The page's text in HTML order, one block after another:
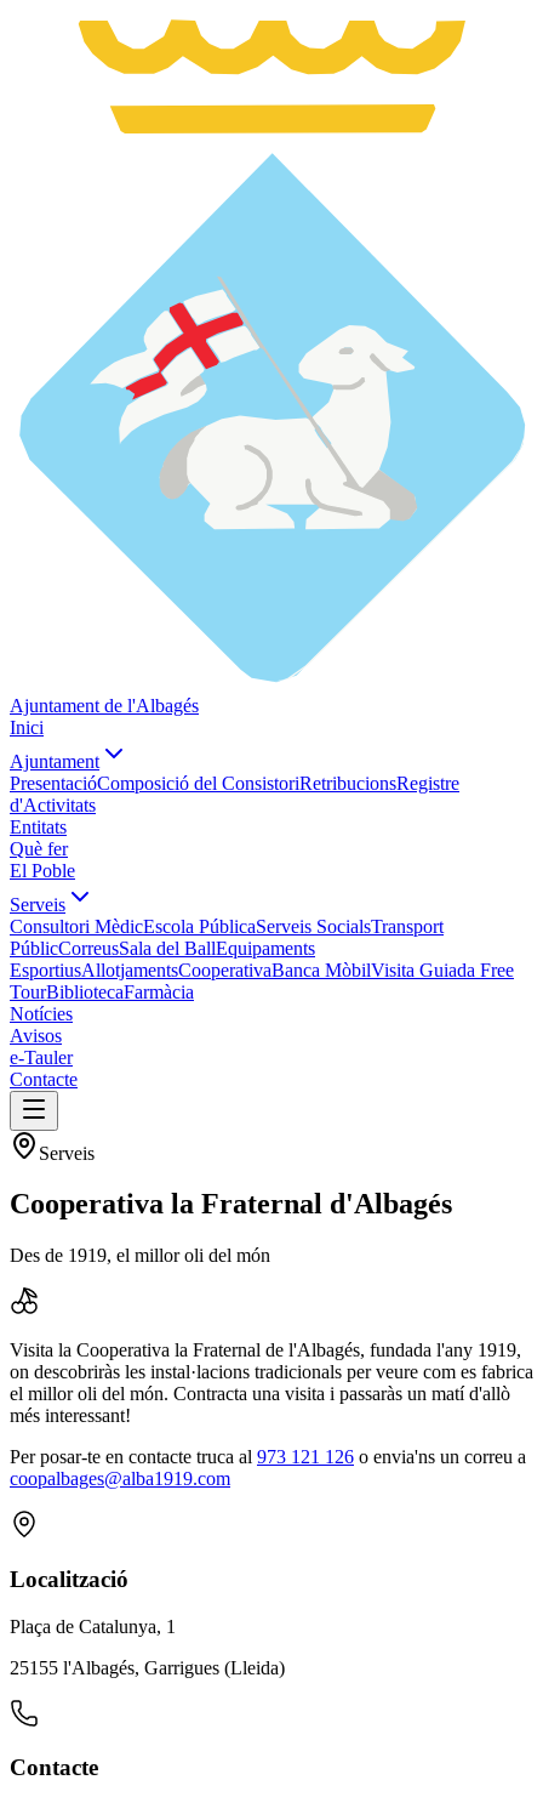
Ajuntament de l'Albagés
Inici
Ajuntament
PresentacióComposició del ConsistoriRetribucionsRegistre
d'Activitats
Entitats
Què fer
El Poble
Serveis
Consultori MèdicEscola PúblicaServeis SocialsTransport
PúblicCorreusSala del BallEquipaments
EsportiusAllotjamentsCooperativaBanca MòbilVisita Guiada Free
TourBibliotecaFarmàcia
Notícies
Avisos
e-Tauler
Contacte
Serveis
Cooperativa la Fraternal d'Albagés
Des de 1919, el millor oli del món
Visita la Cooperativa la Fraternal de l'Albagés, fundada l'any 1919,
on descobriràs les instal·lacions tradicionals per veure com es fabrica
el millor oli del món. Contracta una visita i passaràs un matí d'allò
més interessant!
Per posar-te en contacte truca al 973 121 126 o envia'ns un correu a
coopalbages@alba1919.com
Localització
Plaça de Catalunya, 1
25155 l'Albagés, Garrigues (Lleida)
Contacte